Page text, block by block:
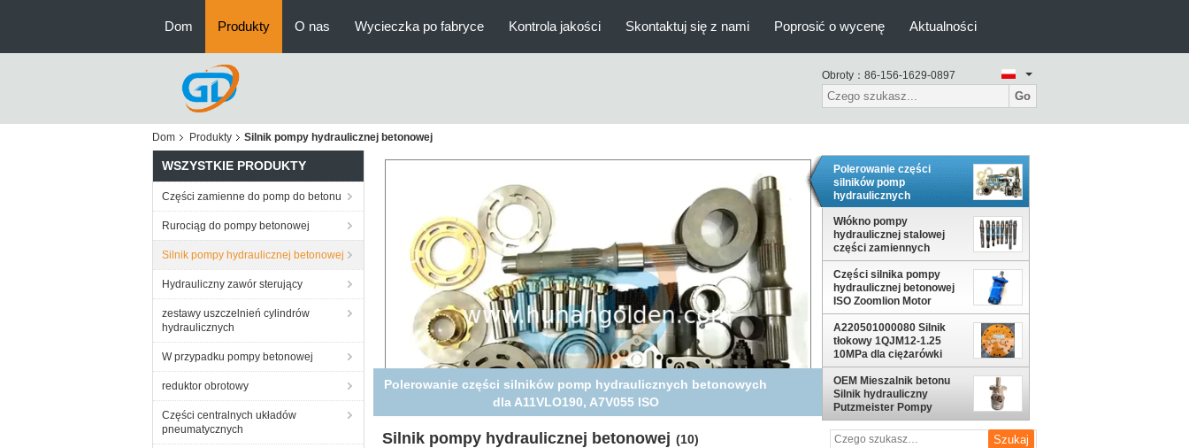
Dom Produkty O nas Wycieczka po fabryce Kontrola jakości Skontaktuj się z nami Poprosić o wycenę Aktualności
Obroty： 86-156-1629-0897
Go
Dom Produkty Silnik pompy hydraulicznej betonowej
WSZYSTKIE PRODUKTY
Części zamienne do pomp do betonu
Rurociąg do pompy betonowej
Silnik pompy hydraulicznej betonowej
Hydrauliczny zawór sterujący
zestawy uszczelnień cylindrów
hydraulicznych
W przypadku pompy betonowej
reduktor obrotowy
Części centralnych układów
pneumatycznych
Włókno pompy hydraulicznej stalowej części zamiennych Włókno
kaminowe polerowanie dla pompy betonowej
Polerowanie części
silników pomp
hydraulicznych
betonowych dla
A11VLO190, A7V055 ISO
Włókno pompy
hydraulicznej stalowej
części zamiennych
Włókno kaminowe
polerowanie dla pompy
betonowej
Części silnika pompy
hydraulicznej betonowej
ISO Zoomlion Motor
mieszania
A220501000080 Silnik
tłokowy 1QJM12-1.25
10MPa dla ciężarówki
betonowej SANY
OEM Mieszalnik betonu
Silnik hydrauliczny
Putzmeister Pompy
betonowe Części
zamienne
Silnik pompy hydraulicznej betonowej (10)